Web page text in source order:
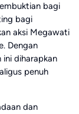
bagi
bagi
aksi Megawati
Dengan
diharapkan
penuh
dan